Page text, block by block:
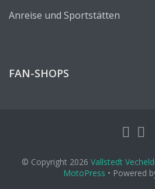
Anreise und Sportstätten
FAN-SHOPS
© Copyright 2026 Vallstedt
MotoPress • Powered